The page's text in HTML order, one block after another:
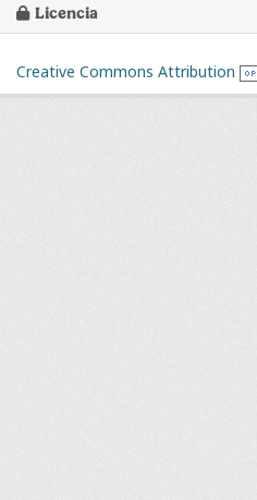
Licencia
Creative Commons Attribution